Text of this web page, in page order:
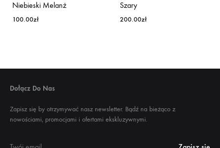
Niebieski Melanż
100.00zł
Szary
200.00zł
Dołącz Do Nas
Zapisz się by otrzymywać nasz newsletter. Bądź na bieżąco z
nowościami, promocjami i ofertami ekskluzywnymi.